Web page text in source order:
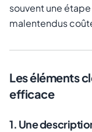
souvent une
malentendus
Les éléments
efficace
1. Une